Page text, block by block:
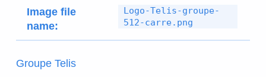
Image file
name:
Logo-Telis-groupe-
512-carre.png
Groupe Telis